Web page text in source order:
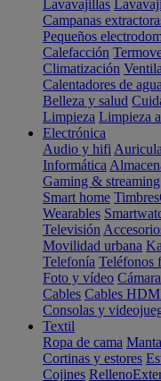
Lavavajillas
Campanas
Pequeños
Calefacción
Climatización
Calentadores de agua
Belleza y salud
Limpieza Limpieza
Electrónica
Audio y hifi
Informática
Gaming & streaming
Smart home Timbres
Wearables
Televisión
Movilidad urbana
Telefonía Teléfonos
Foto y vídeo
Cables Cables
Consolas y
Textil
Ropa de cama
Cortinas y estores
Cojines Relleno